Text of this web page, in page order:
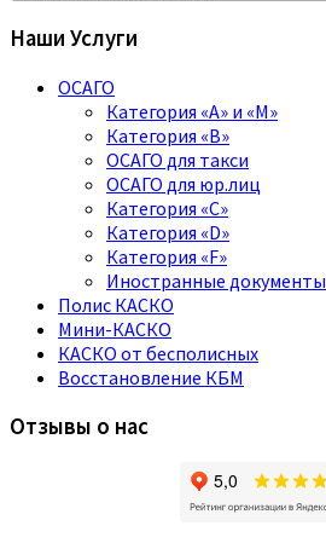
Наши Услуги
ОСАГО
Категория «A» и «M»
Категория «B»
ОСАГО для такси
ОСАГО для юр.лиц
Категория «C»
Категория «D»
Категория «F»
Иностранные документы
Полис КАСКО
Мини-КАСКО
КАСКО от бесполисных
Восстановление КБМ
Отзывы о нас